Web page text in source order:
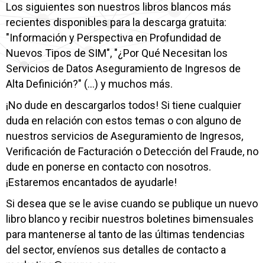
Los siguientes son nuestros libros blancos más
recientes disponibles para la descarga gratuita:
"Información y Perspectiva en Profundidad de
Nuevos Tipos de SIM", "¿Por Qué Necesitan los
Servicios de Datos Aseguramiento de Ingresos de
Alta Definición?" (…) y muchos más.
¡No dude en descargarlos todos! Si tiene cualquier
duda en relación con estos temas o con alguno de
nuestros servicios de Aseguramiento de Ingresos,
Verificación de Facturación o Detección del Fraude, no
dude en ponerse en contacto con nosotros.
¡Estaremos encantados de ayudarle!
Si desea que se le avise cuando se publique un nuevo
libro blanco y recibir nuestros boletines bimensuales
para mantenerse al tanto de las últimas tendencias
del sector, envíenos sus detalles de contacto a